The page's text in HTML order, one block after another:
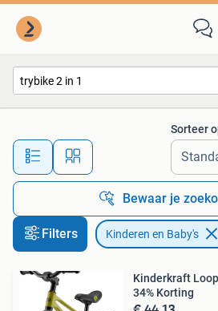
Alle afstanden…
Sorteer
Bewaar je
Filters Kinderen en Baby's
Kinderkraft
34% Korting